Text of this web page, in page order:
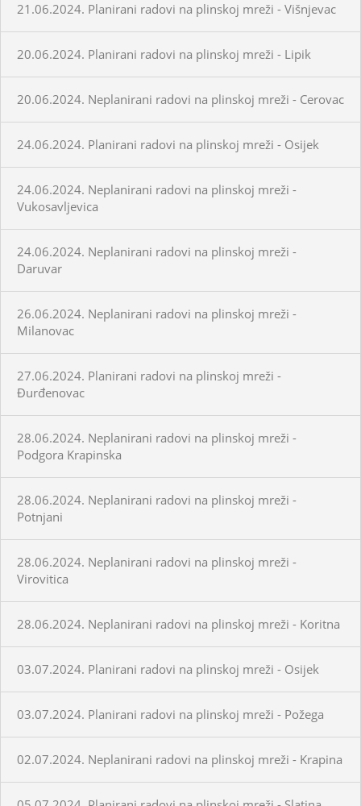
21.06.2024. Planirani radovi na plinskoj mreži - Višnjevac
20.06.2024. Planirani radovi na plinskoj mreži - Lipik
20.06.2024. Neplanirani radovi na plinskoj mreži - Cerovac
24.06.2024. Planirani radovi na plinskoj mreži - Osijek
24.06.2024. Neplanirani radovi na plinskoj mreži -
Vukosavljevica
24.06.2024. Neplanirani radovi na plinskoj mreži -
Daruvar
26.06.2024. Neplanirani radovi na plinskoj mreži -
Milanovac
27.06.2024. Planirani radovi na plinskoj mreži -
Đurđenovac
28.06.2024. Neplanirani radovi na plinskoj mreži -
Podgora Krapinska
28.06.2024. Neplanirani radovi na plinskoj mreži -
Potnjani
28.06.2024. Neplanirani radovi na plinskoj mreži -
Virovitica
28.06.2024. Neplanirani radovi na plinskoj mreži - Koritna
03.07.2024. Planirani radovi na plinskoj mreži - Osijek
03.07.2024. Planirani radovi na plinskoj mreži - Požega
02.07.2024. Neplanirani radovi na plinskoj mreži - Krapina